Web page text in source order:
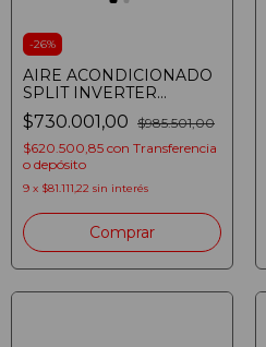
-26%
AIRE ACONDICIONADO
SPLIT INVERTER
GREENSTAY 35IGST81
3500W FRIO CALOR
$730.001,00 $985.501,00
$620.500,85 con Transferencia
o depósito
9 x $81.111,22 sin interés
Comprar